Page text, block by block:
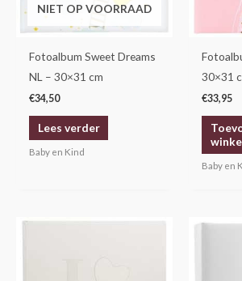
NIET OP VOORRAAD
Fotoalbum Sweet Dreams
NL – 30×31 cm
€34,50
Lees verder
Baby en Kind
30×31
€33,95
Baby en